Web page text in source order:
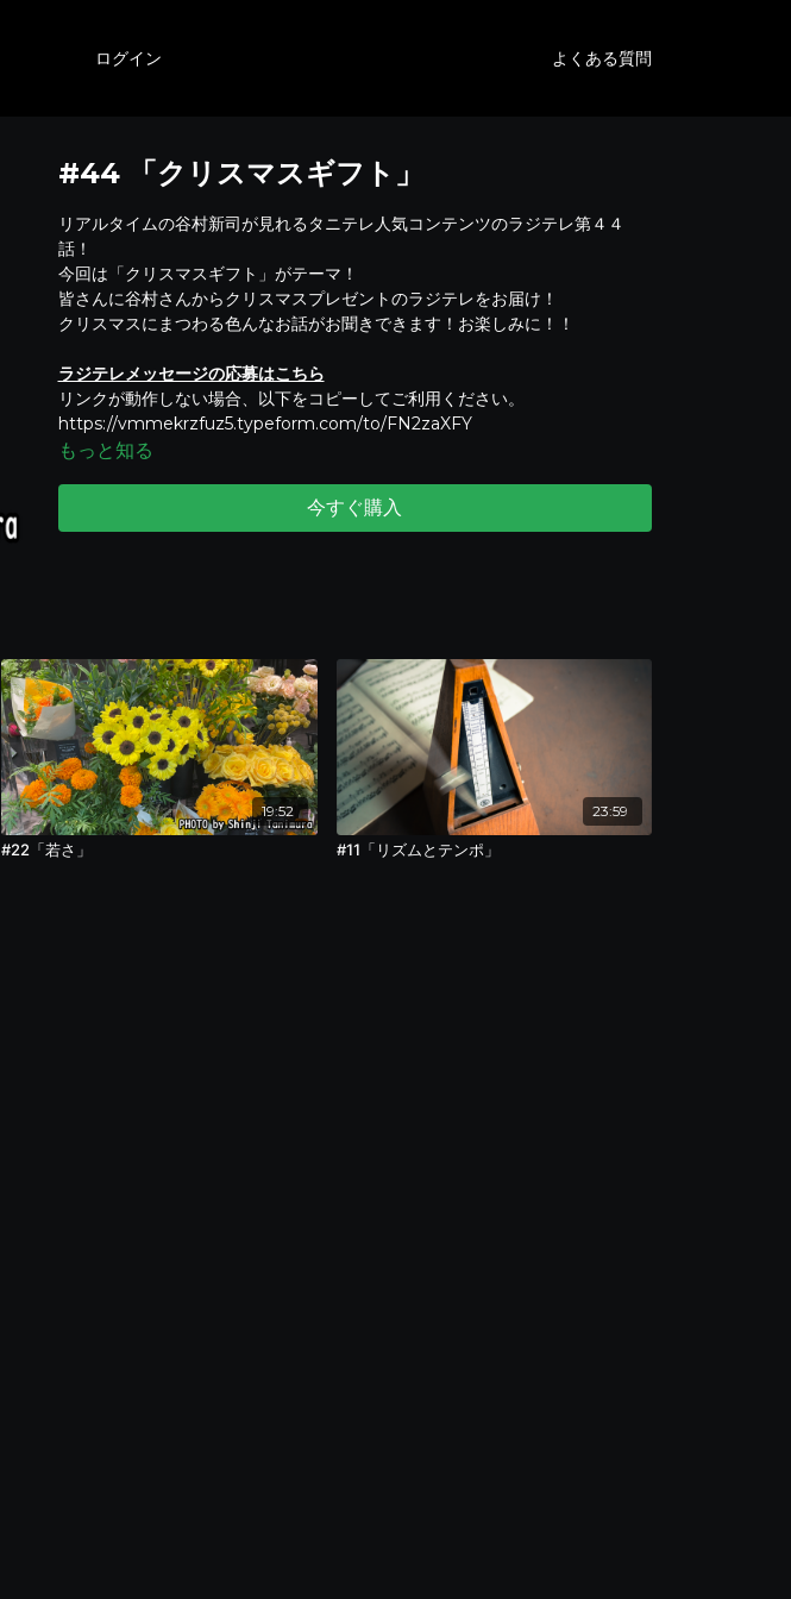
ログイン よくある質問
#44 「クリスマスギフト」
リアルタイムの谷村新司が見れるタニテレ人気コンテンツのラジテレ第４４
話！
今回は「クリスマスギフト」がテーマ！
皆さんに谷村さんからクリスマスプレゼントのラジテレをお届け！
クリスマスにまつわる色んなお話がお聞きできます！お楽しみに！！
ラジテレメッセージの応募はこちら
リンクが動作しない場合、以下をコピーしてご利用ください。
https://vmmekrzfuz5.typeform.com/to/FN2zaXFY
もっと知る
今すぐ購入
19:52
#22「若さ」
23:59
#11「リズムとテンポ」